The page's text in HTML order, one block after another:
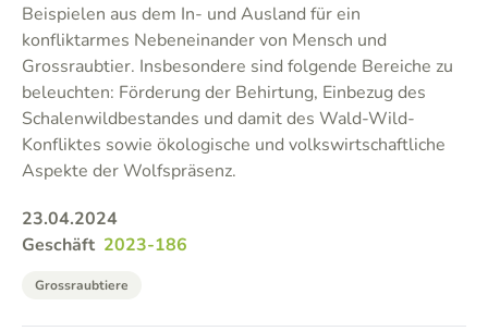
Beispielen aus dem In- und Ausland für ein
konfliktarmes Nebeneinander von Mensch und
Grossraubtier. Insbesondere sind folgende Bereiche zu
beleuchten: Förderung der Behirtung, Einbezug des
Schalenwildbestandes und damit des Wald-Wild-
Konfliktes sowie ökologische und volkswirtschaftliche
Aspekte der Wolfspräsenz.
23.04.2024
Geschäft 2023-186
Grossraubtiere